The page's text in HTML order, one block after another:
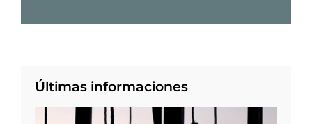
Últimas informaciones